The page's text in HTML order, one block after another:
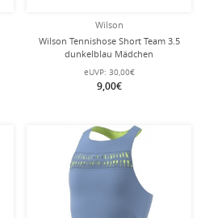
Wilson
Wilson Tennishose Short Team 3.5
dunkelblau Mädchen
eUVP: 30,00€
9,00€